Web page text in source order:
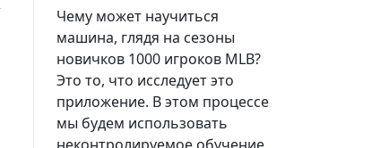
Чему может научиться
машина, глядя на сезоны
новичков 1000 игроков MLB?
Это то, что исследует это
приложение. В этом процессе
мы будем использовать
неконтролируемое обучение,